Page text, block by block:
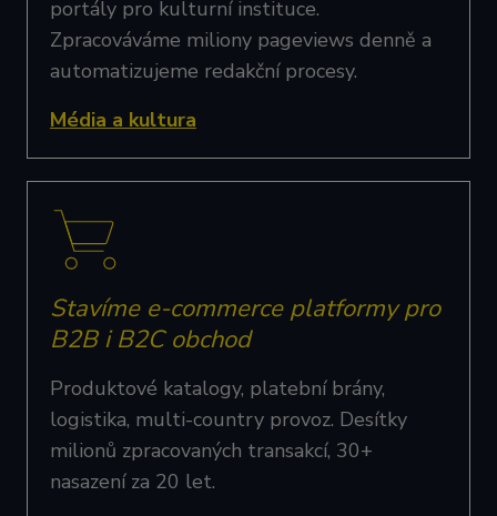
portály pro kulturní instituce.
Zpracováváme miliony pageviews denně a
automatizujeme redakční procesy.
Média a kultura
Stavíme e-commerce platformy pro
B2B i B2C obchod
Produktové katalogy, platební brány,
logistika, multi-country provoz. Desítky
milionů zpracovaných transakcí, 30+
nasazení za 20 let.